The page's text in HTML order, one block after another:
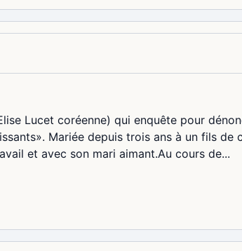
Lucet coréenne) qui enquête pour
Mariée depuis trois ans à un fils de
et avec son mari aimant.Au cours de...